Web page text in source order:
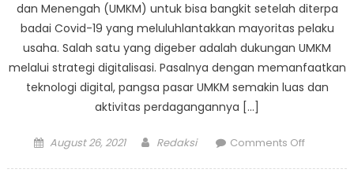
dan Menengah (UMKM) untuk bisa bangkit setelah diterpa
badai Covid-19 yang meluluhlantakkan mayoritas pelaku
usaha. Salah satu yang digeber adalah dukungan UMKM
melalui strategi digitalisasi. Pasalnya dengan memanfaatkan
teknologi digital, pangsa pasar UMKM semakin luas dan
aktivitas perdagangannya […]
Posted
August 26, 2021 Author
Redaksi Comments Offon